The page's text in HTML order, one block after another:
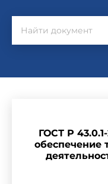
ГОСТ Р
обеспечение